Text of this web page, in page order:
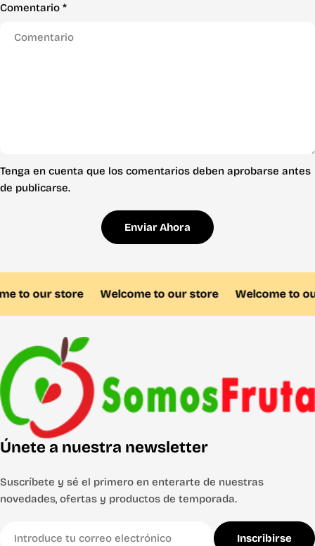
Comentario *
Tenga en cuenta que los comentarios deben aprobarse antes
de publicarse.
Enviar Ahora
to our store Welcome to our store Welcome to
Únete a nuestra newsletter
Suscríbete y sé el primero en enterarte de nuestras
novedades, ofertas y productos de temporada.
Inscribirse